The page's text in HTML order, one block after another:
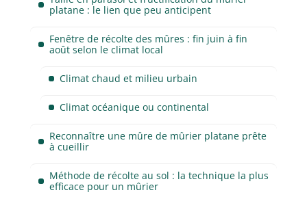
platane : le lien que peu anticipent
Fenêtre de récolte des mûres : fin juin à fin
août selon le climat local
Climat chaud et milieu urbain
Climat océanique ou continental
Reconnaître une mûre de mûrier platane prête
à cueillir
Méthode de récolte au sol : la technique la plus
efficace pour un mûrier